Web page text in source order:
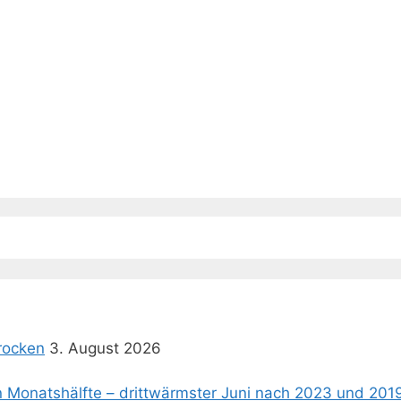
3. August 2026
– drittwärmster Juni nach 2023 und